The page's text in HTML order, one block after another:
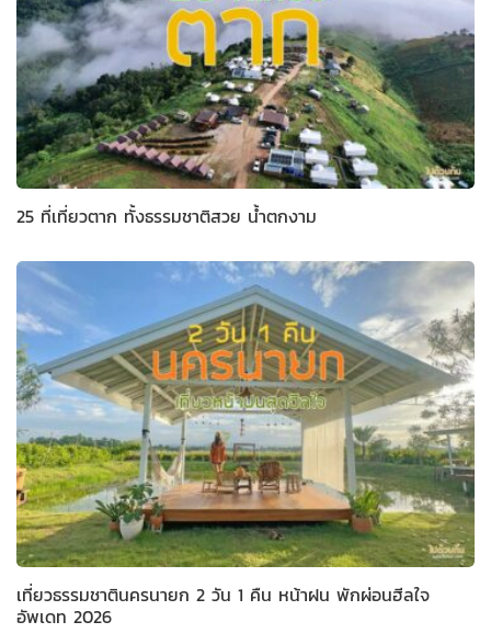
25 ที่เที่ยวตาก ทั้งธรรมชาติสวย น้ำตกงาม
เที่ยวธรรมชาตินครนายก 2 วัน 1 คืน หน้าฝน พักผ่อนฮีลใจ
อัพเดท 2026